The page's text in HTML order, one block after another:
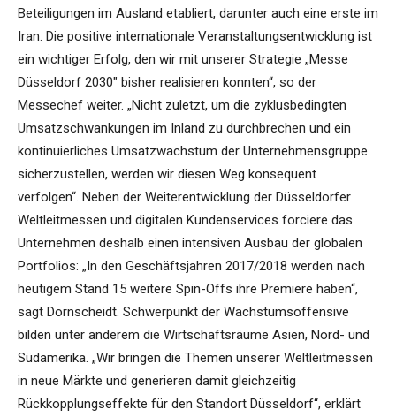
Beteiligungen im Ausland etabliert, darunter auch eine erste im
Iran. Die positive internationale Veranstaltungsentwicklung ist
ein wichtiger Erfolg, den wir mit unserer Strategie „Messe
Düsseldorf 2030″ bisher realisieren konnten“, so der
Messechef weiter. „Nicht zuletzt, um die zyklusbedingten
Umsatzschwankungen im Inland zu durchbrechen und ein
kontinuierliches Umsatzwachstum der Unternehmensgruppe
sicherzustellen, werden wir diesen Weg konsequent
verfolgen“. Neben der Weiterentwicklung der Düsseldorfer
Weltleitmessen und digitalen Kundenservices forciere das
Unternehmen deshalb einen intensiven Ausbau der globalen
Portfolios: „In den Geschäftsjahren 2017/2018 werden nach
heutigem Stand 15 weitere Spin-Offs ihre Premiere haben“,
sagt Dornscheidt. Schwerpunkt der Wachstumsoffensive
bilden unter anderem die Wirtschaftsräume Asien, Nord- und
Südamerika. „Wir bringen die Themen unserer Weltleitmessen
in neue Märkte und generieren damit gleichzeitig
Rückkopplungseffekte für den Standort Düsseldorf“, erklärt